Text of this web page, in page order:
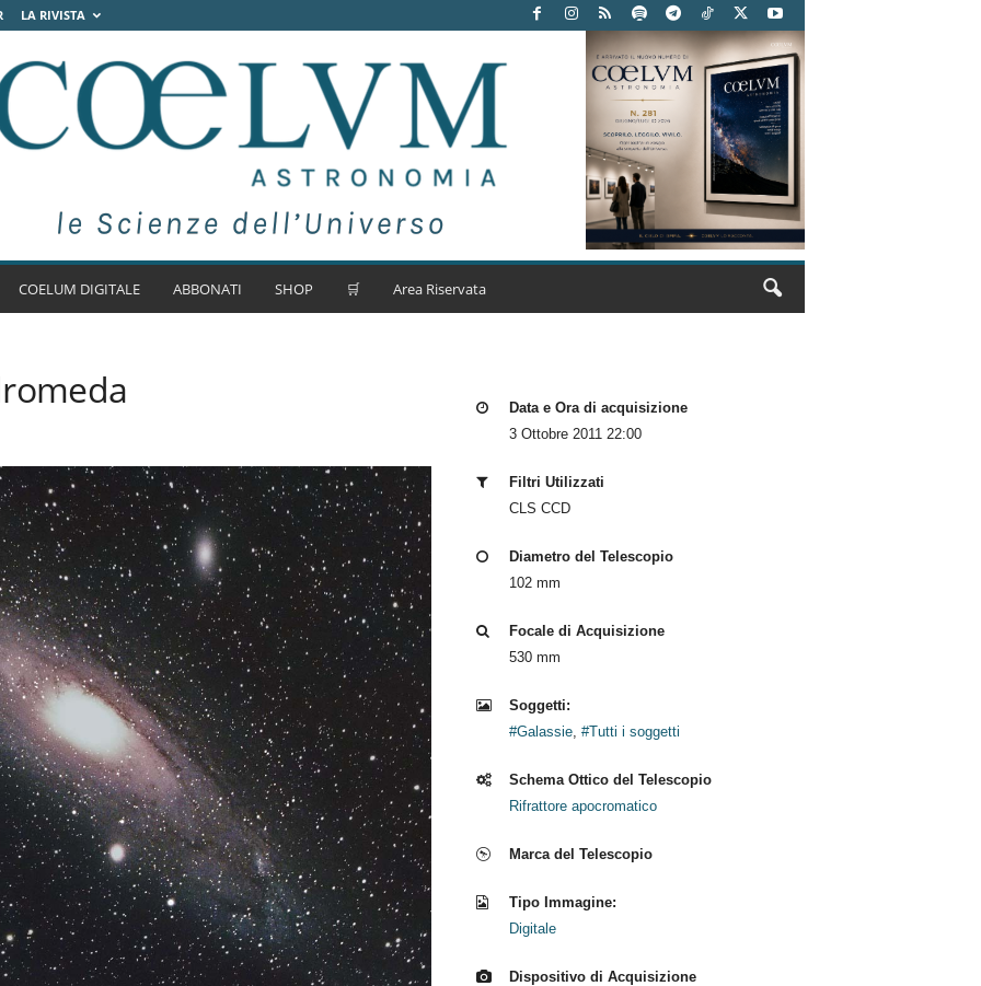
LA RIVISTA
COELUM DIGITALE ABBONATI SHOP 🛒 Area Riservata
Data e Ora di acquisizione
3 Ottobre 2011 22:00
Filtri Utilizzati
CLS CCD
Diametro del Telescopio
102 mm
Focale di Acquisizione
530 mm
Soggetti:
#Galassie, #Tutti i soggetti
Schema Ottico del Telescopio
Rifrattore apocromatico
Marca del Telescopio
Tipo Immagine:
Digitale
Dispositivo di Acquisizione